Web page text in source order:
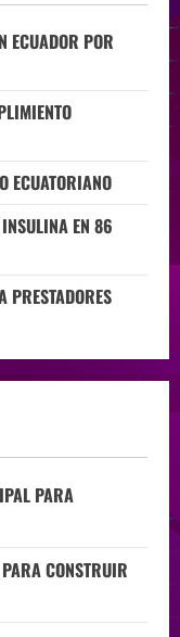
ECUADOR POR
ECUATORIANO
EN 86
PRESTADORES
PARA
CONSTRUIR